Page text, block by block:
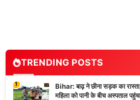
TRENDING POSTS
1
Bihar: बाढ़ ने छीना सड़क का रास्ता,
महिला को पानी के बीच अस्पताल